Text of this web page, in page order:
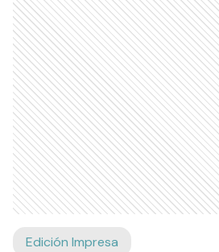
Edición Impresa